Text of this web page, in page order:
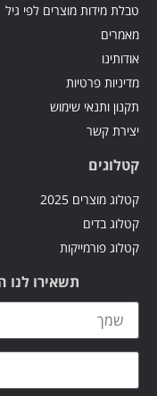
טבלת מידות מוצרים לפי גיל
מאמרים
אודותינו
מדיניות פרטיות
תקנון ותנאי שימוש
יצירת קשר
קטלוגים
קטלוג מוצרים 2025
קטלוג בדים
קטלוג פורמייקות
תשאירו לנו